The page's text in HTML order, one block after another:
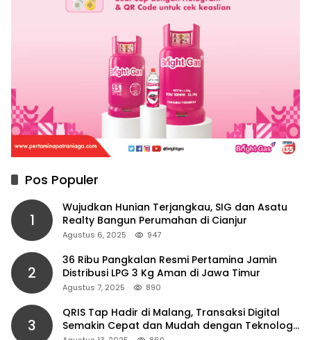
Pos Populer
1
Wujudkan Hunian Terjangkau, SIG dan Asatu
Realty Bangun Perumahan di Cianjur
Agustus 6, 2025 947
2
36 Ribu Pangkalan Resmi Pertamina Jamin
Distribusi LPG 3 Kg Aman di Jawa Timur
Agustus 7, 2025 890
3
QRIS Tap Hadir di Malang, Transaksi Digital
Semakin Cepat dan Mudah dengan Teknologi